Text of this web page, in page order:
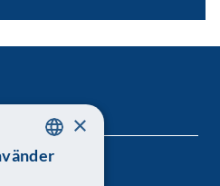
SWEDISH
×